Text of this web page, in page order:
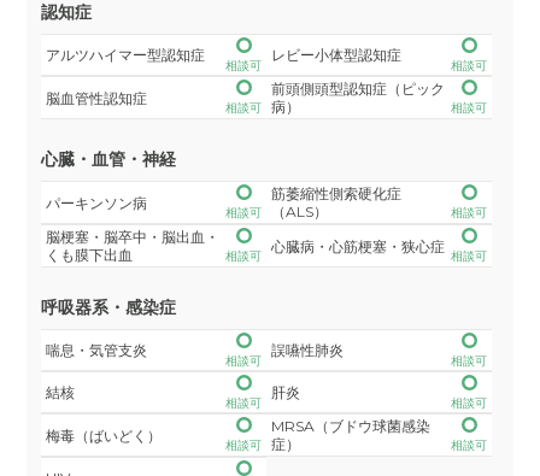
認知症
アルツハイマー型認知症
相談可
レビー小体型認知症
相談可
脳血管性認知症
相談可
前頭側頭型認知症（ピック
病）
相談可
心臓・血管・神経
パーキンソン病
相談可
筋萎縮性側索硬化症
（ALS）
相談可
脳梗塞・脳卒中・脳出血・
くも膜下出血
相談可
心臓病・心筋梗塞・狭心症
相談可
呼吸器系・感染症
喘息・気管支炎
相談可
誤嚥性肺炎
相談可
結核
相談可
肝炎
相談可
梅毒（ばいどく）
相談可
MRSA（ブドウ球菌感染
症）
相談可